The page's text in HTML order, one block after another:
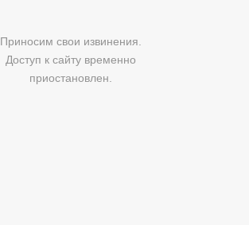
Приносим свои извинения.
Доступ к сайту временно
приостановлен.